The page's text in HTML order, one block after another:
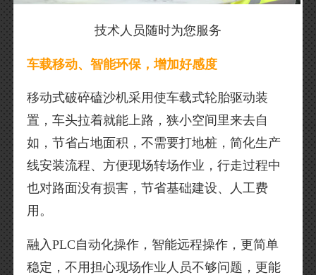
技术人员随时为您服务
车载移动、智能环保，增加好感度
移动式破碎磕沙机采用使车载式轮胎驱动装
置，车头拉着就能上路，狭小空间里来去自
如，节省占地面积，不需要打地桩，简化生产
线安装流程、方便现场转场作业，行走过程中
也对路面没有损害，节省基础建设、人工费
用。
融入PLC自动化操作，智能远程操作，更简单
稳定，不用担心现场作业人员不够问题，更能